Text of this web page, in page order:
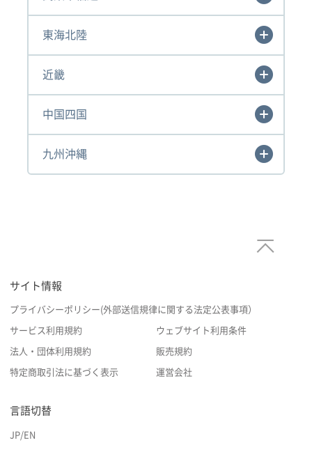
東海北陸
近畿
中国四国
九州沖縄
サイト情報
プライバシーポリシー(外部送信規律に関する法定公表事項）
サービス利用規約 ウェブサイト利用条件
法人・団体利用規約 販売規約
特定商取引法に基づく表示 運営会社
言語切替
JP/EN